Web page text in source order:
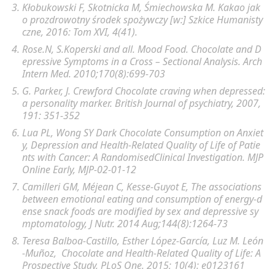
Kłobukowski F, Skotnicka M, Śmiechowska M. Kakao jak
o prozdrowotny środek spożywczy [w:] Szkice Humanisty
czne, 2016: Tom XVI, 4(41).
Rose.N, S.Koperski and all. Mood Food. Chocolate and D
epressive Symptoms in a Cross – Sectional Analysis. Arch
Intern Med. 2010;170(8):699-703
G. Parker, J. Crewford Chocolate craving when depressed:
a personality marker. British Journal of psychiatry, 2007,
191: 351-352
Lua PL, Wong SY Dark Chocolate Consumption on Anxiet
y, Depression and Health-Related Quality of Life of Patie
nts with Cancer: A RandomisedClinical Investigation. MJP
Online Early, MJP-02-01-12
Camilleri GM, Méjean C, Kesse-Guyot E, The associations
between emotional eating and consumption of energy-d
ense snack foods are modified by sex and depressive sy
mptomatology, J Nutr. 2014 Aug;144(8):1264-73
Teresa Balboa-Castillo, Esther López-García, Luz M. León
-Muñoz, Chocolate and Health-Related Quality of Life: A
Prospective Study, PLoS One. 2015; 10(4): e0123161